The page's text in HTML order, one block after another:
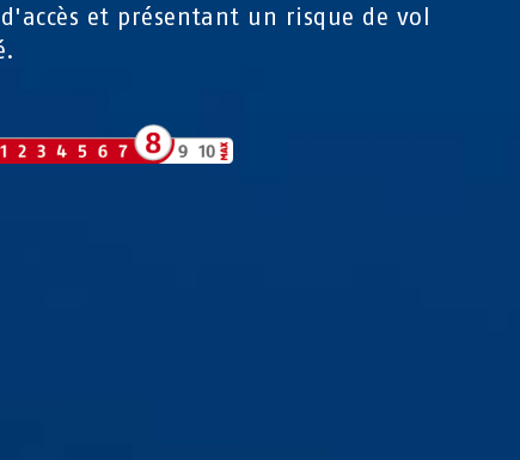
et présentant un risque de vol